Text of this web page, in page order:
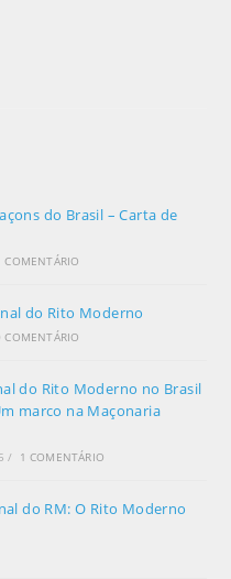
do Brasil – Carta de
COMENTÁRIO
do Rito Moderno
COMENTÁRIO
do Rito Moderno no Brasil
marco na Maçonaria
/ 1 COMENTÁRIO
do RM: O Rito Moderno